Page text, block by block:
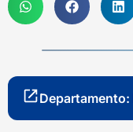
Departamento: